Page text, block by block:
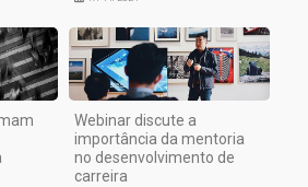
Webinar discute a
importância da mentoria
no desenvolvimento de
carreira